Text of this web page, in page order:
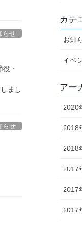
らせ
・
まし
らせ
カテ
お知
イベ
アー
2020
2018
2018
2017
2017
2017